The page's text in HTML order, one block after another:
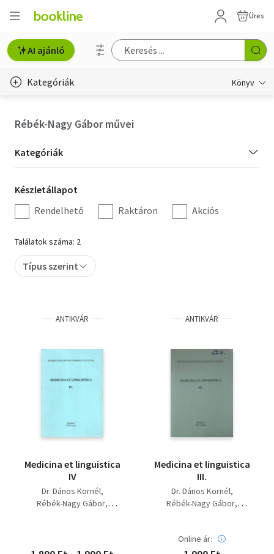
Üres
AI ajánló
Kategóriák Könyv
Hobbi, szabadidő
Irodalom
Művészet
Szakkönyv
Tankönyv, segédkönyv
Társadalomtudomány
Rébék-Nagy Gábor művei
Kategória
szűrés
Kategóriák
Készletállapot
szűrés
Készletállapot
Rendelhető
Raktáron Akciós
Találatok száma: 2
Típus szerint
ANTIKVÁR
Medicina et linguistica
IV
Dr. Dános Kornél
Rébék-Nagy Gábor
ANTIKVÁR
Medicina et linguistica
III.
Dr. Dános Kornél
Rébék-Nagy Gábor
Online ár: